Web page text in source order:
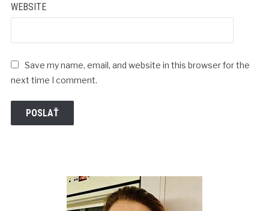
WEBSITE
Save my name, email, and website in this browser for the
next time I comment.